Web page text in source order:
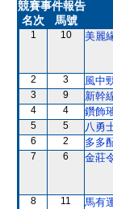
競賽事件報告
名次
馬號
1 10 美麗
2 3 風中
3 9 新幹
4 4 鑽飾
5 5 八勇
6 2 多多
7 6 金莊
8 11 馬有